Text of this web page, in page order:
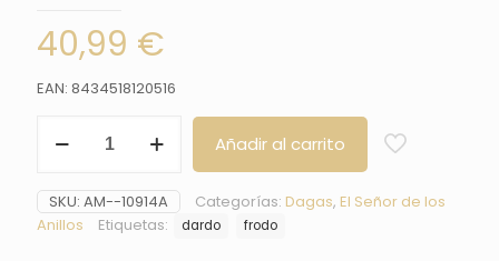
40,99 €
EAN: 8434518120516
10914A
Frodo
replica
no
Añadir al carrito
SKU: AM--10914A Categorías: Dagas, El Señor de los
Anillos
Etiquetas: dardo frodo